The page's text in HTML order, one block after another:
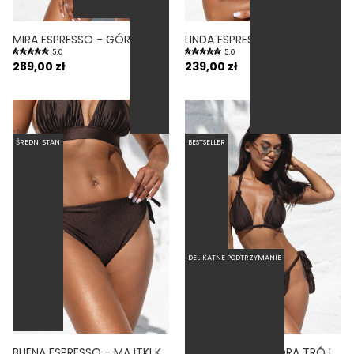
5.0
289,00 zł
5.0
239,00 zł
ŚREDNI STAN BESTSELLER
DELIKATNE PODTRZYMANIE